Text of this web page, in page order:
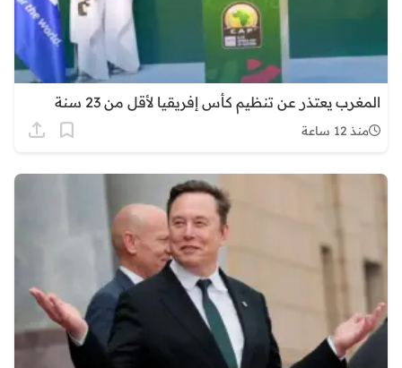
المغرب يعتذر عن تنظيم كأس إفريقيا لأقل من 23 سنة
منذ 12 ساعة